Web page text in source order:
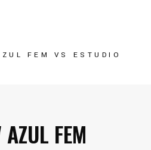
FEM VS ESTUDIO
FEM